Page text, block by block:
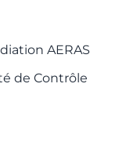
AERAS
de Contrôle